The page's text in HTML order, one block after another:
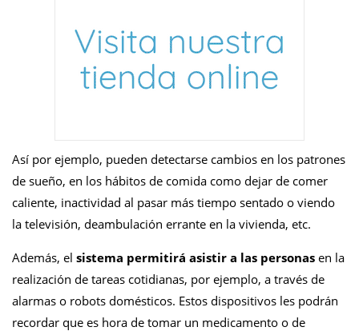
Así por ejemplo, pueden detectarse cambios en los patrones
de sueño, en los hábitos de comida como dejar de comer
caliente, inactividad al pasar más tiempo sentado o viendo
la televisión, deambulación errante en la vivienda, etc.
Además, el sistema permitirá asistir a las personas en la
realización de tareas cotidianas, por ejemplo, a través de
alarmas o robots domésticos. Estos dispositivos les podrán
recordar que es hora de tomar un medicamento o de